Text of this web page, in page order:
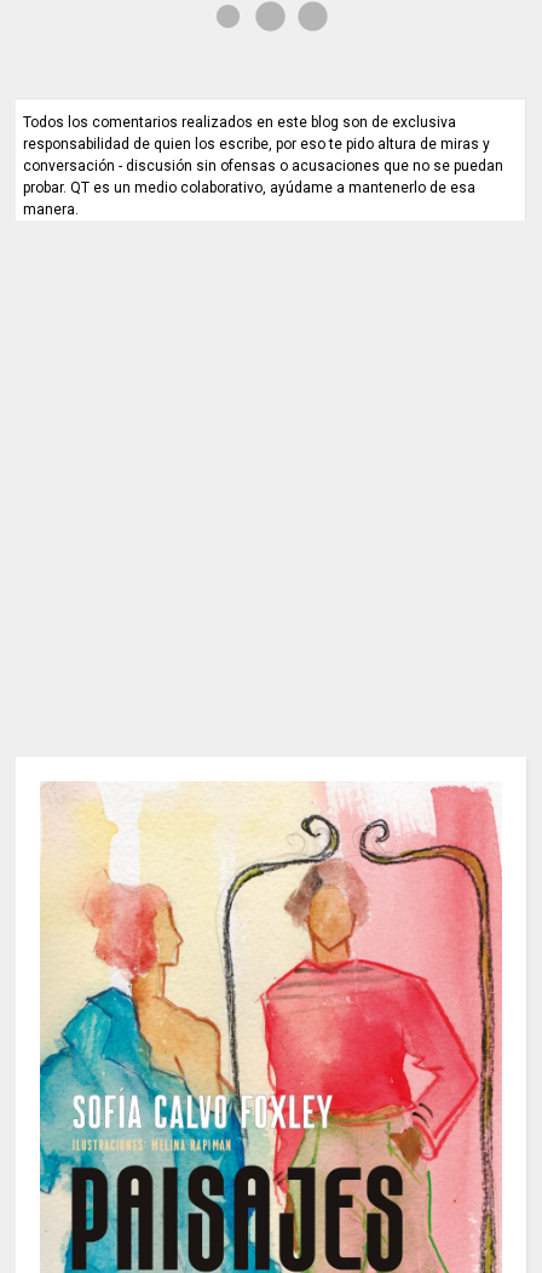
Todos los comentarios realizados en este blog son de exclusiva
responsabilidad de quien los escribe, por eso te pido altura de miras y
conversación - discusión sin ofensas o acusaciones que no se puedan
probar. QT es un medio colaborativo, ayúdame a mantenerlo de esa
manera.